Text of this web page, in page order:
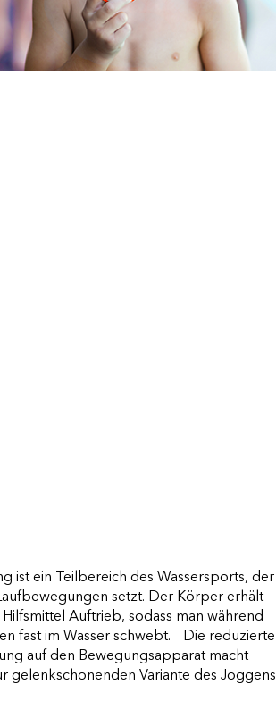
ist ein Teilbereich des Wassersports, der
setzt. Der Körper erhält
Auftrieb, sodass man während
fast im Wasser schwebt. Die reduzierte
auf den Bewegungsapparat macht
gelenkschonenden Variante des Joggens